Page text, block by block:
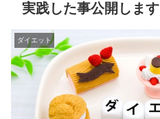
実践した事公開します
ダイエット